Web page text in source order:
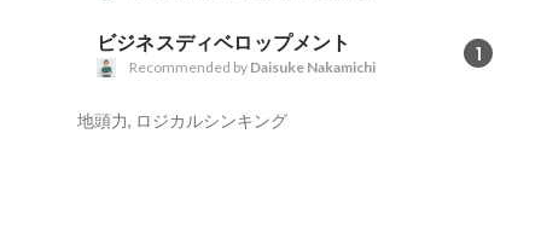
ビジネスディベロップメント 1
Recommended by Daisuke Nakamichi
地頭力, ロジカルシンキング